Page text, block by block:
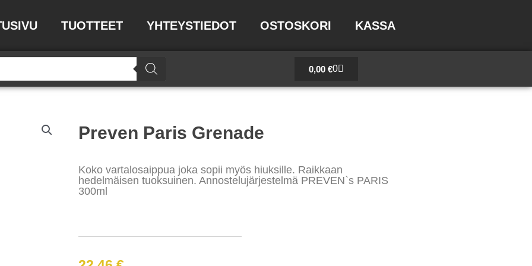
TUOTTEET YHTEYSTIEDOT OSTOSKORI KASSA
0,00 €0
Cart
Preven Paris Grenade
Koko vartalosaippua joka sopii myös hiuksille. Raikkaan
hedelmäisen tuoksuinen. Annostelujärjestelmä PREVEN`s PARIS
300ml